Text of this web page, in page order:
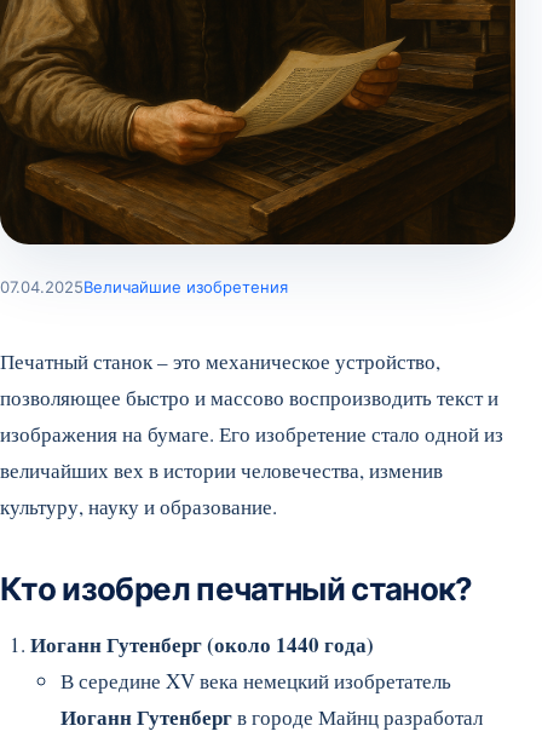
07.04.2025Величайшие изобретения
Печатный станок – это механическое устройство,
позволяющее быстро и массово воспроизводить текст и
изображения на бумаге. Его изобретение стало одной из
величайших вех в истории человечества, изменив
культуру, науку и образование.
Кто изобрел печатный станок?
Иоганн Гутенберг (около 1440 года)
В середине XV века немецкий изобретатель
Иоганн Гутенбергв городе Майнц разработал